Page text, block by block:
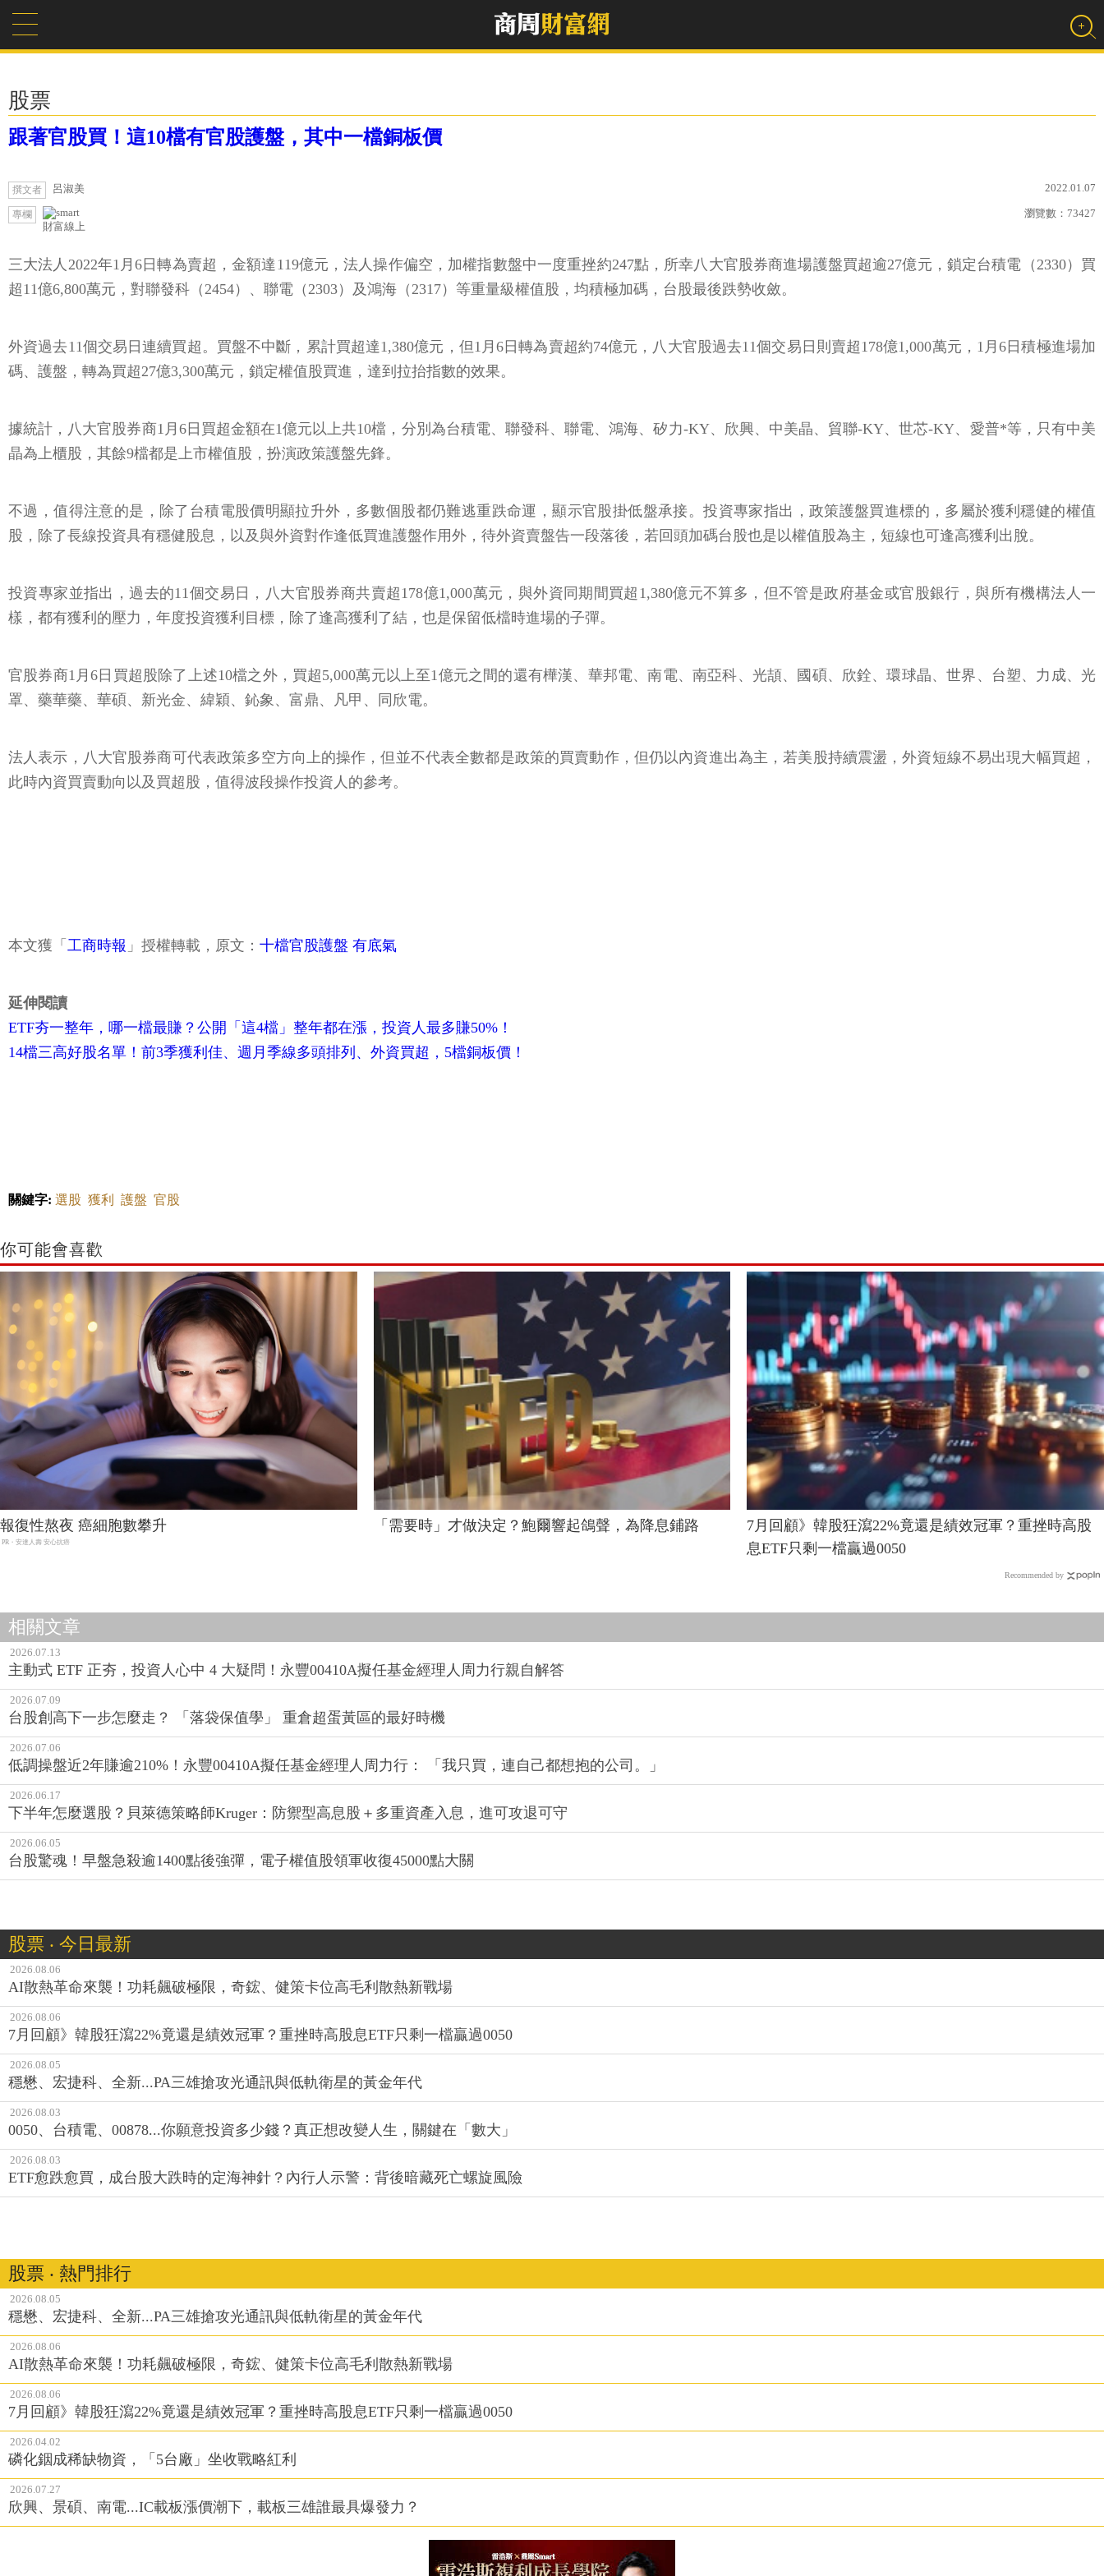
股票
跟著官股買！這10檔有官股護盤，其中一檔銅板價
撰文者 呂淑美 2022.01.07
專欄
財富線上
瀏覽數： 73427
三大法人2022年1月6日轉為賣超，金額達119億元，法人操作偏空，加權指數盤中一度重挫約247點，所幸八大官股券商進場護盤買超逾27億元，鎖定台積電（2330）買
超11億6,800萬元，對聯發科（2454）、聯電（2303）及鴻海（2317）等重量級權值股，均積極加碼，台股最後跌勢收斂。
外資過去11個交易日連續買超。買盤不中斷，累計買超達1,380億元，但1月6日轉為賣超約74億元，八大官股過去11個交易日則賣超178億1,000萬元，1月6日積極進場加
碼、護盤，轉為買超27億3,300萬元，鎖定權值股買進，達到拉抬指數的效果。
據統計，八大官股券商1月6日買超金額在1億元以上共10檔，分別為台積電、聯發科、聯電、鴻海、矽力-KY、欣興、中美晶、貿聯-KY、世芯-KY、愛普*等，只有中美
晶為上櫃股，其餘9檔都是上市權值股，扮演政策護盤先鋒。
不過，值得注意的是，除了台積電股價明顯拉升外，多數個股都仍難逃重跌命運，顯示官股掛低盤承接。投資專家指出，政策護盤買進標的，多屬於獲利穩健的權值
股，除了長線投資具有穩健股息，以及與外資對作逢低買進護盤作用外，待外資賣盤告一段落後，若回頭加碼台股也是以權值股為主，短線也可逢高獲利出脫。
投資專家並指出，過去的11個交易日，八大官股券商共賣超178億1,000萬元，與外資同期間買超1,380億元不算多，但不管是政府基金或官股銀行，與所有機構法人一
樣，都有獲利的壓力，年度投資獲利目標，除了逢高獲利了結，也是保留低檔時進場的子彈。
官股券商1月6日買超股除了上述10檔之外，買超5,000萬元以上至1億元之間的還有樺漢、華邦電、南電、南亞科、光頡、國碩、欣銓、環球晶、世界、台塑、力成、光
罩、藥華藥、華碩、新光金、緯穎、鈊象、富鼎、凡甲、同欣電。
法人表示，八大官股券商可代表政策多空方向上的操作，但並不代表全數都是政策的買賣動作，但仍以內資進出為主，若美股持續震盪，外資短線不易出現大幅買超，
此時內資買賣動向以及買超股，值得波段操作投資人的參考。
本文獲「 工商時報 」授權轉載，原文： 十檔官股護盤 有底氣
延伸閱讀
ETF夯一整年，哪一檔最賺？公開「這4檔」整年都在漲，投資人最多賺50%！
14檔三高好股名單！前3季獲利佳、週月季線多頭排列、外資買超，5檔銅板價！
關鍵字: 選股 獲利 護盤 官股
你可能會喜歡
報復性熬夜 癌細胞數攀升
PR・安達人壽 安心抗癌
「需要時」才做決定？鮑爾響起鴿聲，為降息鋪路
7月回顧》韓股狂瀉22%竟還是績效冠軍？重挫時高股
息ETF只剩一檔贏過0050
Recommended by
相關文章
2026.07.13
主動式 ETF 正夯，投資人心中 4 大疑問！永豐00410A擬任基金經理人周力行親自解答
2026.07.09
台股創高下一步怎麼走？ 「落袋保值學」 重倉超蛋黃區的最好時機
2026.07.06
低調操盤近2年賺逾210%！永豐00410A擬任基金經理人周力行： 「我只買，連自己都想抱的公司。」
2026.06.17
下半年怎麼選股？貝萊德策略師Kruger：防禦型高息股＋多重資產入息，進可攻退可守
2026.06.05
台股驚魂！早盤急殺逾1400點後強彈，電子權值股領軍收復45000點大關
股票 ‧ 今日最新
2026.08.06
AI散熱革命來襲！功耗飆破極限，奇鋐、健策卡位高毛利散熱新戰場
2026.08.06
7月回顧》韓股狂瀉22%竟還是績效冠軍？重挫時高股息ETF只剩一檔贏過0050
2026.08.05
穩懋、宏捷科、全新...PA三雄搶攻光通訊與低軌衛星的黃金年代
2026.08.03
0050、台積電、00878...你願意投資多少錢？真正想改變人生，關鍵在「數大」
2026.08.03
ETF愈跌愈買，成台股大跌時的定海神針？內行人示警：背後暗藏死亡螺旋風險
股票 ‧ 熱門排行
2026.08.05
穩懋、宏捷科、全新...PA三雄搶攻光通訊與低軌衛星的黃金年代
2026.08.06
AI散熱革命來襲！功耗飆破極限，奇鋐、健策卡位高毛利散熱新戰場
2026.08.06
7月回顧》韓股狂瀉22%竟還是績效冠軍？重挫時高股息ETF只剩一檔贏過0050
2026.04.02
磷化銦成稀缺物資，「5台廠」坐收戰略紅利
2026.07.27
欣興、景碩、南電...IC載板漲價潮下，載板三雄誰最具爆發力？